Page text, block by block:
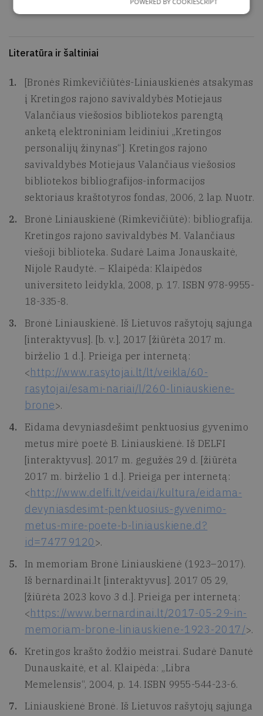
Literatūra ir šaltiniai
[Bronės Rimkevičiūtės-Liniauskienės atsakymas
į Kretingos rajono savivaldybės Motiejaus
Valančiaus viešosios bibliotekos parengtą
anketą elektroniniam leidiniui „Kretingos
personalijų žinynas“]. Kretingos rajono
savivaldybės Motiejaus Valančiaus viešosios
bibliotekos bibliografijos-informacijos
sektoriaus kraštotyros fondas, 2006, 2 lap. Nuotr.
Bronė Liniauskienė (Rimkevičiūtė): bibliografija.
Kretingos rajono savivaldybės M. Valančiaus
viešoji biblioteka. Sudarė Laima Jonauskaitė,
Nijolė Raudytė. – Klaipėda: Klaipėdos
universiteto leidykla, 2008, p. 17. ISBN 978-9955-
18-335-8.
Bronė Liniauskienė. Iš Lietuvos rašytojų sąjunga
[interaktyvus]. [b. v.], 2017 [žiūrėta 2017 m.
birželio 1 d.]. Prieiga per internetą:
<http://www.rasytojai.lt/lt/veikla/60-
rasytojai/esami-nariai/l/260-liniauskiene-
brone>.
Eidama devyniasdešimt penktuosius gyvenimo
metus mirė poetė B. Liniauskienė. Iš DELFI
[interaktyvus]. 2017 m. gegužės 29 d. [žiūrėta
2017 m. birželio 1 d.]. Prieiga per internetą:
<http://www.delfi.lt/veidai/kultura/eidama-
devyniasdesimt-penktuosius-gyvenimo-
metus-mire-poete-b-liniauskiene.d?
id=74779120 >.
In memoriam Bronė Liniauskienė (1923–2017).
Iš bernardinai.lt [interaktyvus]. 2017 05 29,
[žiūrėta 2023 kovo 3 d.]. Prieiga per internetą:
<https://www.bernardinai.lt/2017-05-29-in-
memoriam-brone-liniauskiene-1923-2017/>.
Kretingos krašto žodžio meistrai. Sudarė Danutė
Dunauskaitė, et al. Klaipėda: „Libra
Memelensis“, 2004, p. 14. ISBN 9955-544-23-6.
Liniauskienė Bronė. Iš Lietuvos rašytojų sąjunga